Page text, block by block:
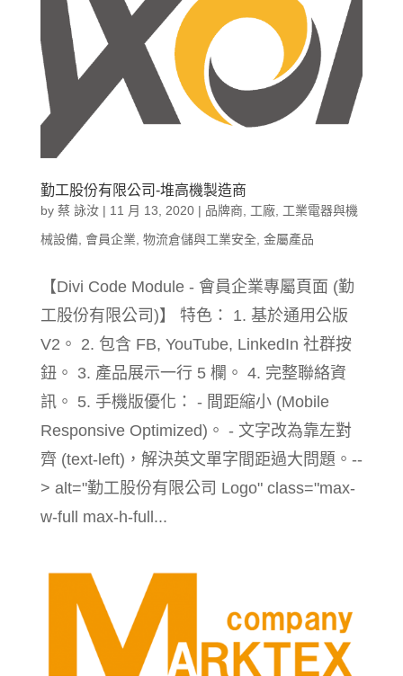
勤工股份有限公司-堆高機製造商
by 蔡 詠汝| 11 月 13, 2020| 品牌商 工廠, 工業電器與機
械設備, 會員企業 物流倉儲與工業安全, 金屬產品
【Divi Code Module - 會員企業專屬頁面 (勤
工股份有限公司)】 特色： 1. 基於通用公版
V2。 2. 包含 FB, YouTube, LinkedIn 社群按
鈕。 3. 產品展示一行 5 欄。 4. 完整聯絡資
訊。 5. 手機版優化： - 間距縮小 (Mobile
Responsive Optimized)。 - 文字改為靠左對
齊 (text-left)，解決英文單字間距過大問題。--
> alt="勤工股份有限公司 Logo" class="max-
w-full max-h-full...